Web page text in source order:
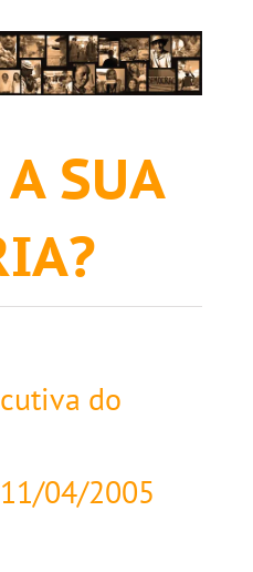
SUA
do
11/04/2005